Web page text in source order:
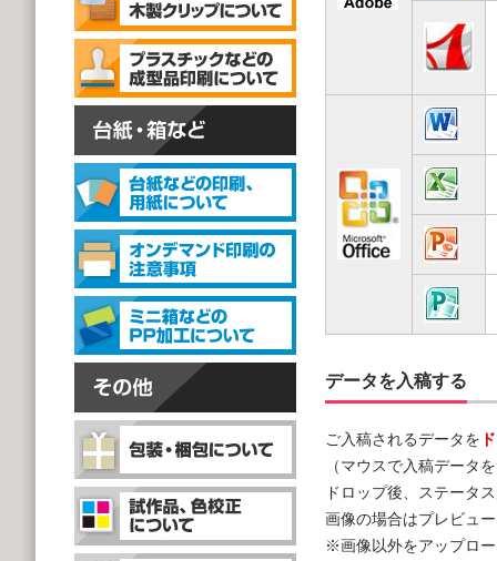
データを入稿する
ご入稿されるデータを
（マウスで入稿データ
ドロップ後、ステータ
画像の場合はプレビュ
※画像以外をアップロ
(1,000個 1個あたり)